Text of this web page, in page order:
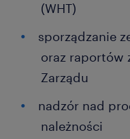
(WHT)
sporządzanie
oraz raportów
Zarządu
nadzór nad
należności